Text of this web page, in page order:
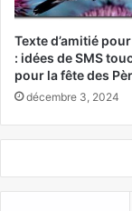
Texte d’amitié
: idées de SMS
pour la fête des
décembre 3, 2024